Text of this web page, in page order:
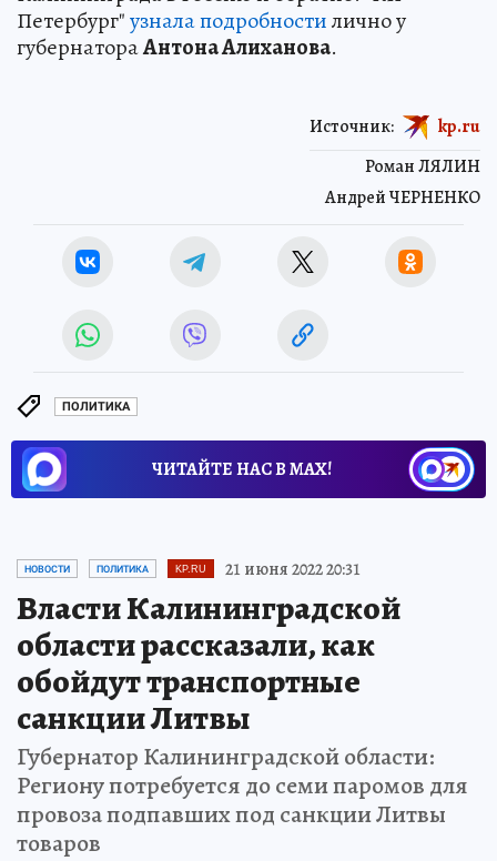
Петербург"узнала подробностилично у
губернатораАнтона Алиханова.
Роман ЛЯЛИН
Андрей ЧЕРНЕНКО
Источник: kp.ru
ПОЛИТИКА
ЧИТАЙТЕ НАС В МАХ!
НОВОСТИ ПОЛИТИКА KP.RU 21 июня 2022 20:31
Власти Калининградской
области рассказали, как
обойдут транспортные
санкции Литвы
Губернатор Калининградской области:
Региону потребуется до семи паромов для
провоза подпавших под санкции Литвы
товаров